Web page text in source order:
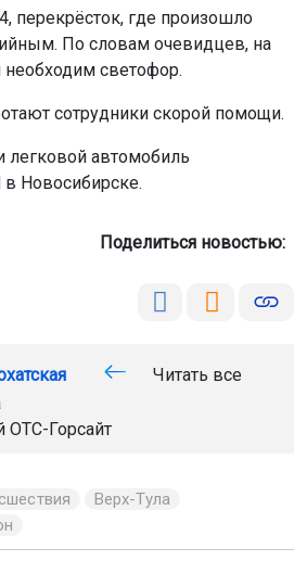
перекрёсток, где произошло
По словам очевидцев, на
необходим светофор.
сотрудники скорой помощи.
легковой автомобиль
в Новосибирске.
Поделиться новостью:
Читать все
ОТС-Горсайт
Верх-Тула